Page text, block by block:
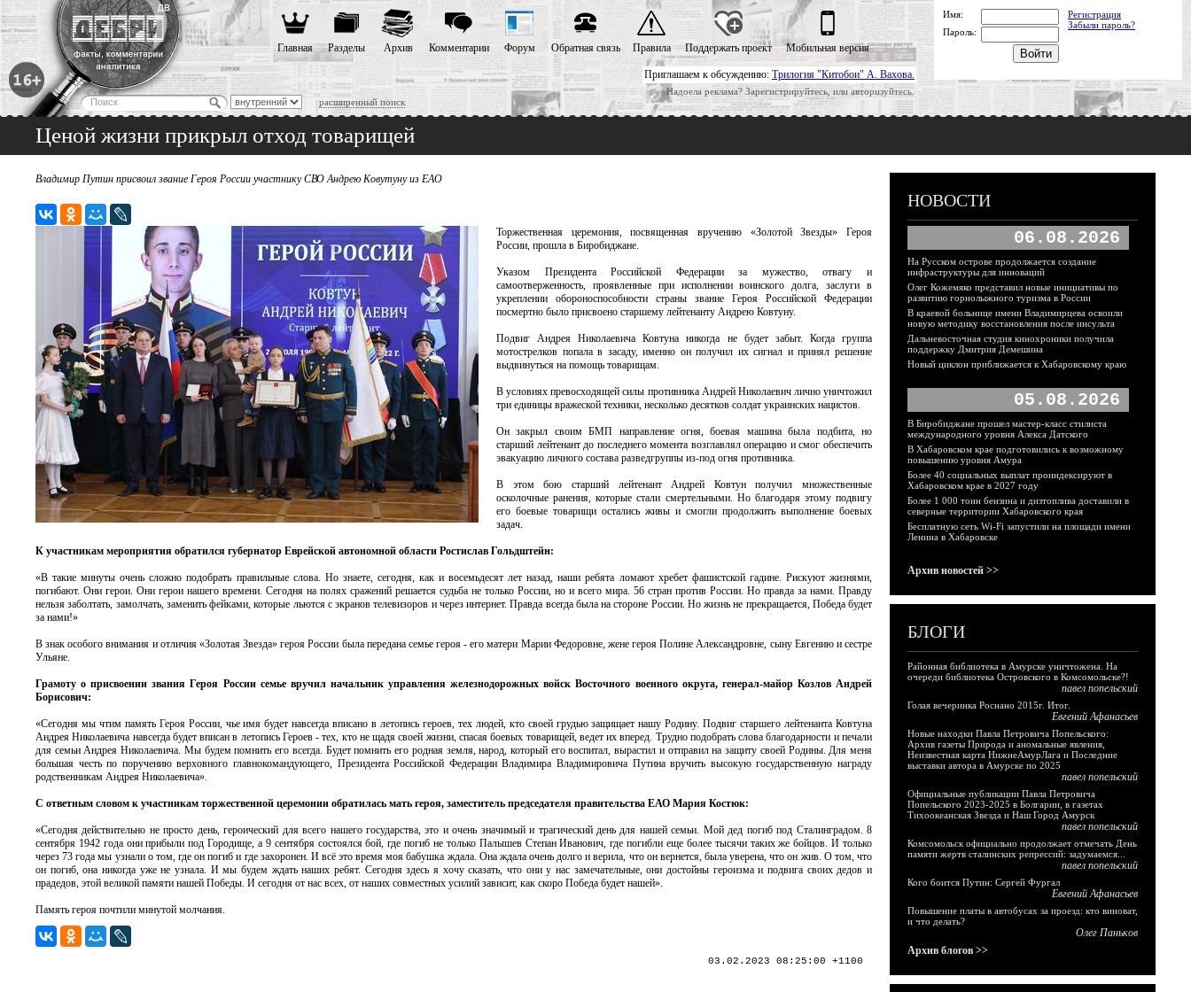
Приглашаем к обсуждению: Трилогия "Китобои" А. Вахова.
Надоела реклама? Зарегистрируйтесь, или авторизуйтесь.
расширенный поиск
Главная Разделы Архив Комментарии Форум Обратная связь Правила Поддержать проект Мобильная версия
Имя:
Регистрация
Забыли пароль?
Пароль:
Ценой жизни прикрыл отход товарищей
Владимир Путин присвоил звание Героя России участнику СВО Андрею Ковутуну из ЕАО
Торжественная церемония, посвященная вручению «Золотой Звезды» Героя
России, прошла в Биробиджане.
Указом Президента Российской Федерации за мужество, отвагу и
самоотверженность, проявленные при исполнении воинского долга, заслуги в
укреплении обороноспособности страны звание Героя Российской Федерации
посмертно было присвоено старшему лейтенанту Андрею Ковтуну.
Подвиг Андрея Николаевича Ковтуна никогда не будет забыт. Когда группа
мотострелков попала в засаду, именно он получил их сигнал и принял решение
выдвинуться на помощь товарищам.
В условиях превосходящей силы противника Андрей Николаевич лично уничтожил
три единицы вражеской техники, несколько десятков солдат украинских нацистов.
Он закрыл своим БМП направление огня, боевая машина была подбита, но
старший лейтенант до последнего момента возглавлял операцию и смог обеспечить
эвакуацию личного состава разведгруппы из-под огня противника.
В этом бою старший лейтенант Андрей Ковтун получил множественные
осколочные ранения, которые стали смертельными. Но благодаря этому подвигу
его боевые товарищи остались живы и смогли продолжить выполнение боевых
задач.
К участникам мероприятия обратился губернатор Еврейской автономной области Ростислав Гольдштейн:
«В такие минуты очень сложно подобрать правильные слова. Но знаете, сегодня, как и восемьдесят лет назад, наши ребята ломают хребет фашистской гадине. Рискуют жизнями,
погибают. Они герои. Они герои нашего времени. Сегодня на полях сражений решается судьба не только России, но и всего мира. 56 стран против России. Но правда за нами. Правду
нельзя заболтать, замолчать, заменить фейками, которые льются с экранов телевизоров и через интернет. Правда всегда была на стороне России. Но жизнь не прекращается, Победа будет
за нами!»
В знак особого внимания и отличия «Золотая Звезда» героя России была передана семье героя - его матери Марии Федоровне, жене героя Полине Александровне, сыну Евгению и сестре
Ульяне.
Грамоту о присвоении звания Героя России семье вручил начальник управления железнодорожных войск Восточного военного округа, генерал-майор Козлов Андрей
Борисович:
«Сегодня мы чтим память Героя России, чье имя будет навсегда вписано в летопись героев, тех людей, кто своей грудью защищает нашу Родину. Подвиг старшего лейтенанта Ковтуна
Андрея Николаевича навсегда будет вписан в летопись Героев - тех, кто не щадя своей жизни, спасая боевых товарищей, ведет их вперед. Трудно подобрать слова благодарности и печали
для семьи Андрея Николаевича. Мы будем помнить его всегда. Будет помнить его родная земля, народ, который его воспитал, вырастил и отправил на защиту своей Родины. Для меня
большая честь по поручению верховного главнокомандующего, Президента Российской Федерации Владимира Владимировича Путина вручить высокую государственную награду
родственникам Андрея Николаевича».
С ответным словом к участникам торжественной церемонии обратилась мать героя, заместитель председателя правительства ЕАО Мария Костюк:
«Сегодня действительно не просто день, героический для всего нашего государства, это и очень значимый и трагический день для нашей семьи. Мой дед погиб под Сталинградом. 8
сентября 1942 года они прибыли под Городище, а 9 сентября состоялся бой, где погиб не только Палышев Степан Иванович, где погибли еще более тысячи таких же бойцов. И только
через 73 года мы узнали о том, где он погиб и где захоронен. И всё это время моя бабушка ждала. Она ждала очень долго и верила, что он вернется, была уверена, что он жив. О том, что
он погиб, она никогда уже не узнала. И мы будем ждать наших ребят. Сегодня здесь я хочу сказать, что они у нас замечательные, они достойны героизма и подвига своих дедов и
прадедов, этой великой памяти нашей Победы. И сегодня от нас всех, от наших совместных усилий зависит, как скоро Победа будет нашей».
Память героя почтили минутой молчания.
03.02.2023 08:25:00 +1100
НОВОСТИ
06.08.2026
На Русском острове продолжается создание
инфраструктуры для инноваций
Олег Кожемяко представил новые инициативы по
развитию горнолыжного туризма в России
В краевой больнице имени Владимирцева освоили
новую методику восстановления после инсульта
Дальневосточная студия кинохроники получила
поддержку Дмитрия Демешина
Новый циклон приближается к Хабаровскому краю
05.08.2026
В Биробиджане прошел мастер-класс стилиста
международного уровня Алекса Датского
В Хабаровском крае подготовились к возможному
повышению уровня Амура
Более 40 социальных выплат проиндексируют в
Хабаровском крае в 2027 году
Более 1 000 тонн бензина и дизтоплива доставили в
северные территории Хабаровского края
Бесплатную сеть Wi-Fi запустили на площади имени
Ленина в Хабаровске
Архив новостей >>
БЛОГИ
Районная библиотека в Амурске уничтожена. На
очереди библиотека Островского в Комсомольске?!
павел попельский
Голая вечеринка Роснано 2015г. Итог.
Евгений Афанасьев
Новые находки Павла Петровича Попельского:
Архив газеты Природа и аномальные явления,
Неизвестная карта НижнеАмурЛага и Последние
выставки автора в Амурске по 2025
павел попельский
Официальные публикации Павла Петровича
Попельского 2023-2025 в Болгарии, в газетах
Тихоокеанская Звезда и Наш Город Амурск
павел попельский
Комсомольск официально продолжает отмечать День
памяти жертв сталинских репрессий: задумаемся...
павел попельский
Кого боится Путин: Сергей Фургал
Евгений Афанасьев
Повышение платы в автобусах за проезд: кто виноват,
и что делать?
Олег Паньков
Архив блогов >>